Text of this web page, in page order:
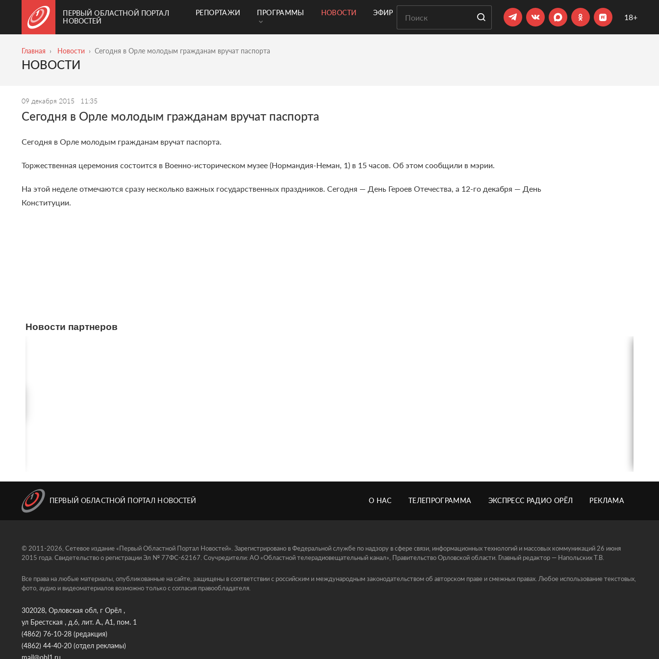
ПЕРВЫЙ ОБЛАСТНОЙ ПОРТАЛ
НОВОСТЕЙ
РЕПОРТАЖИ ПРОГРАММЫ НОВОСТИ ЭФИР 18+
Главная Новости Сегодня в Орле молодым гражданам вручат паспорта
НОВОСТИ
09 декабря 2015 11:35
Сегодня в Орле молодым гражданам вручат паспорта
Сегодня в Орле молодым гражданам вручат паспорта.
Торжественная церемония состоится в Военно-историческом музее (Нормандия-Неман, 1) в 15 часов. Об этом сообщили в мэрии.
На этой неделе отмечаются сразу несколько важных государственных праздников. Сегодня — День Героев Отечества, а 12-го декабря — День
Конституции.
Новости партнеров
ПЕРВЫЙ ОБЛАСТНОЙ ПОРТАЛ НОВОСТЕЙ О НАС ТЕЛЕПРОГРАММА ЭКСПРЕСС РАДИО ОРЁЛ РЕКЛАМА
© 2011-2026, Сетевое издание «Первый Областной Портал Новостей». Зарегистрировано в Федеральной службе по надзору в сфере связи, информационных технологий и массовых коммуникаций 26 июня
2015 года. Свидетельство о регистрации Эл № 77ФС-62167. Соучредители: АО «Областной телерадиовещательный канал», Правительство Орловской области. Главный редактор — Напольских Т.В.
Все права на любые материалы, опубликованные на сайте, защищены в соответствии с российским и международным законодательством об авторском праве и смежных правах. Любое использование текстовых,
фото, аудио и видеоматериалов возможно только с согласия правообладателя.
302028, Орловская обл, г Орёл ,
ул Брестская , д.6, лит. А., А1, пом. 1
(4862) 76-10-28 (редакция)
(4862) 44-40-20 (отдел рекламы)
mail@obl1.ru